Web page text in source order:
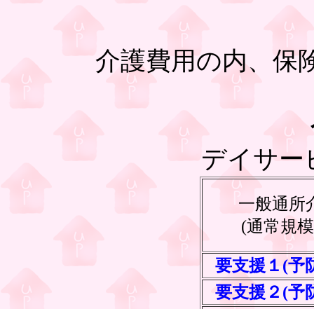
介護費用の内、保
デイサー
一般通所
(通常規
要支援１(予
要支援２(予